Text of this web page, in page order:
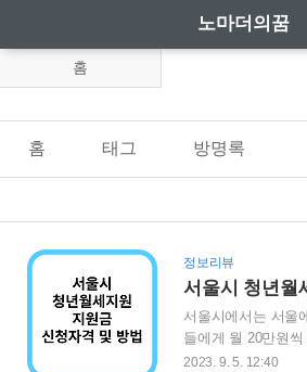
노마더의꿈
홈
홈 태그 방명록
정보리뷰
서울시에서는 서울
들에게 월 20만원
로 지원해주는 사업
2023. 9. 5. 12:40